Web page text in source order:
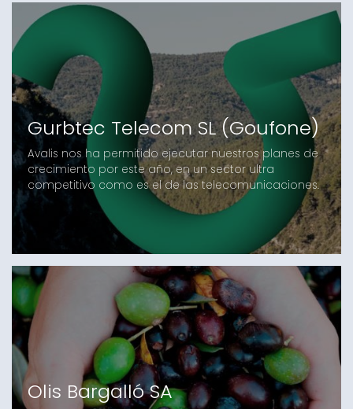
Gurbtec Telecom SL (Goufone)
Avalis nos ha permitido ejecutar nuestros planes de
crecimiento por este año, en un sector ultra
competitivo como es el de las telecomunicaciones.
Olis Bargalló SA